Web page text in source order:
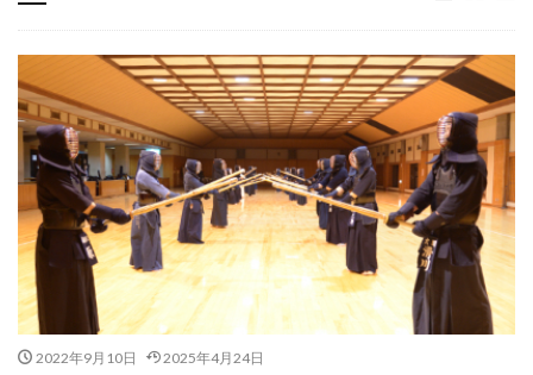
竹刀
2022年9月10日 2025年4月24日